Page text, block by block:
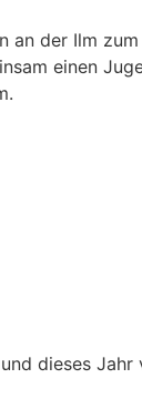
der Ilm
einen
dieses